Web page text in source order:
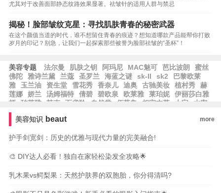
尤其对于改善面部静态纹路效果显著。祛皱针的适用人群与禁忌
揭秘！脸部皱纹克星：寻找肌肤青春的秘密武器
在这个颜值当道的时代，谁不想留住青春的痕迹？想知道哪款产品能帮你打败
岁月的印记？别急，让我们一起探索那些被誉为脸部祛皱的“圣杯”！
美容专题 法尔曼 肌肤之钥 阿玛尼 MAC魅可 芭比波朗
蜜丝
佛陀
雅诗兰黛 兰蔻 圣罗兰 海蓝之谜 sk-II sk2
巴黎欧莱
雅
玉兰油 资生堂 雪花秀 香奈儿 迪奥 古驰美妆 植村秀
赫
莲娜
娇兰 汤姆福特 倩碧 碧欧泉 欧莱雅 莱珀妮
伊丽莎白雅
顿
珀莱雅 韩束 百雀羚 自然堂 佰草集 相宜本草 大宝
水密
码
萄
无人区玫瑰 观夏
美容知识 beaut more
护手剑宽剑：历史的优雅与现代力量的完美融合!
🎨 DIY达人必看！独自在家轻松染发全攻略🌟
乳木果vs鳄梨果：天然护肤界的双胞胎，你分得清吗?